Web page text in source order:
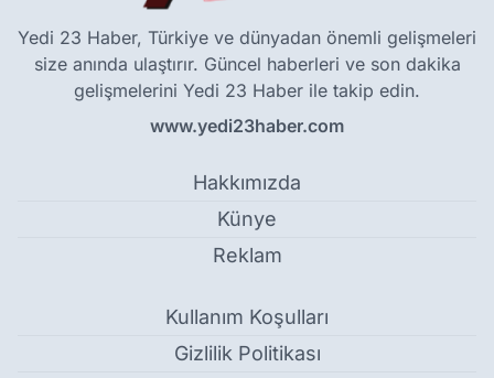
Yedi 23 Haber, Türkiye ve dünyadan önemli gelişmeleri
size anında ulaştırır. Güncel haberleri ve son dakika
gelişmelerini Yedi 23 Haber ile takip edin.
www.yedi23haber.com
Hakkımızda
Künye
Reklam
Kullanım Koşulları
Gizlilik Politikası